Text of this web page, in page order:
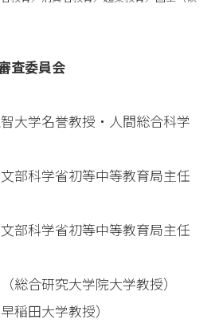
査委員会
大学名誉教授・人間総合科学
部科学省初等中等教育局主任
科学省初等中等教育局主任
合研究大学院大学教授）
田大学教授）